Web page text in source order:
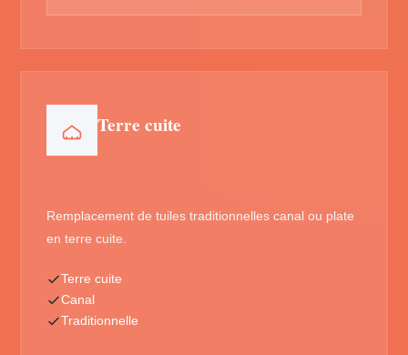
Terre cuite
Remplacement de tuiles traditionnelles canal ou plate
en terre cuite.
Terre cuite
Canal
Traditionnelle